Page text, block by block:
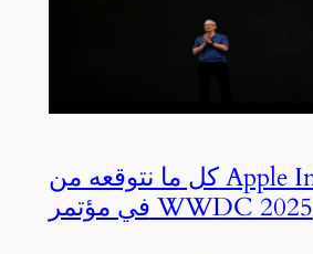
كل ما نتوقعه من Apple Intelligence
في مؤتمر WWDC 2025